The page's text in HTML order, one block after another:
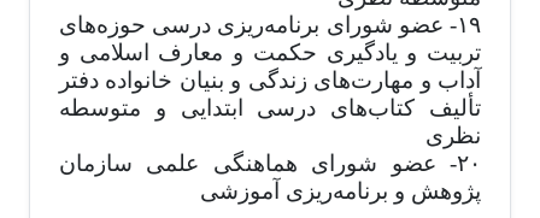
۱۹- عضو شورای برنامه‌ریزی درسی حوزه‌های
تربیت و یادگیری حکمت و معارف اسلامی و
آداب و مهارت‌های زندگی و بنیان خانواده دفتر
تألیف کتاب‌های درسی ابتدایی و متوسطه
نظری
۲۰- عضو شورای هماهنگی علمی سازمان
پژوهش و برنامه‌ریزی آموزشی